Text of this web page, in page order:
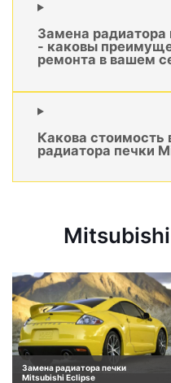
Замена радиатора
- каковы
ремонта в вашем
Какова
радиатора печки
Замена радиатора печки
Mitsubishi Eclipse